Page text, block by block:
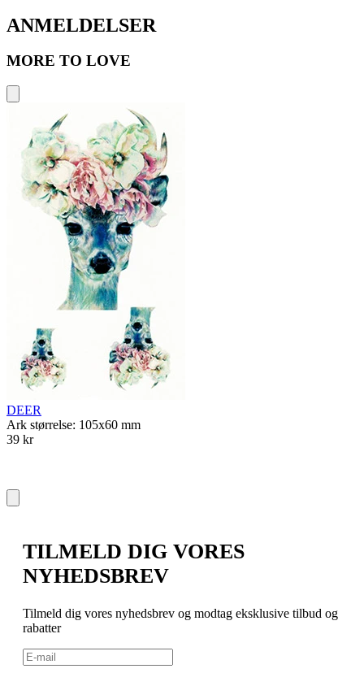
ANMELDELSER
MORE TO LOVE
DEER
Ark størrelse: 105x60 mm
39 kr
TILMELD DIG VORES
NYHEDSBREV
Tilmeld dig vores nyhedsbrev og modtag eksklusive tilbud og
rabatter